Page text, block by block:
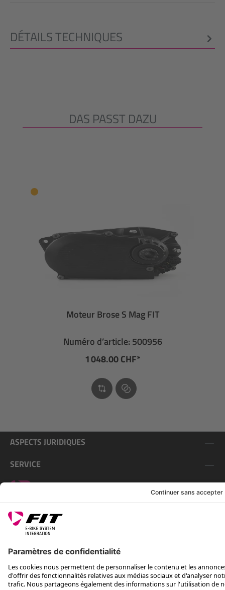
DÉTAILS TECHNIQUES
Ignorer la galerie de produits
DAS PASST DAZU
Moteur Brose S Mag FIT
Numéro d’article: 500956
1 048.00 CHF*
ASPECTS JURIDIQUES
SERVICE